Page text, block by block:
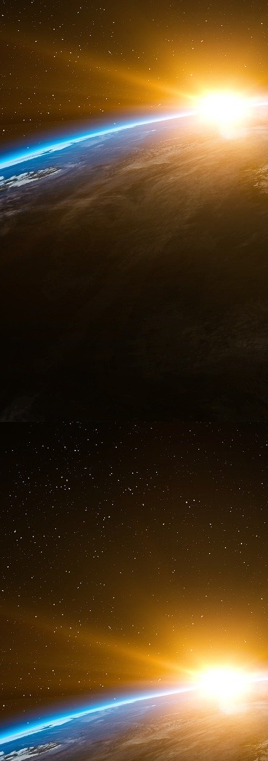
à l’aéroport, ce bracelet doit
quarantaine (souvent un centre
changement de position est
département de la Santé mais aussi la
Or il apparaît de plus en plus clair que
que la stratégie d’atténuation. Dans
dans The Lancet23(*), des chercheurs
effets des deux stratégies dans les 37
apparaît clairement que les cinq pays
Australie, Nouvelle-Zélande, Islande,
meilleurs résultats, non seulement
mesures, mais aussi en matière
En Israël, c’est le service de
mars 2020 par le gouvernement
Les termes tapés dans le moteur
localisation géographique via l’adresse
l’évolution de l’épidémie, et sont
systèmes publics de surveillance
aux États-Unis qu’en France.
Facebook, projet Data For Good
Des données de mobilité sont
ci-dessous font ainsi apparaître,
déplacements de la population,
chaque jour33(*). Ces données peuvent
mesures de confinement ou de couvre-
rendent-ils au contraire dans de
Senat